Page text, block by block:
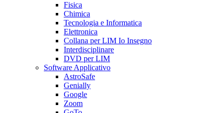
Fisica
Chimica
Tecnologia e Informatica
Elettronica
Collana per LIM Io Insegno
Interdisciplinare
DVD per LIM
Software Applicativo
AstroSafe
Genially
Google
Zoom